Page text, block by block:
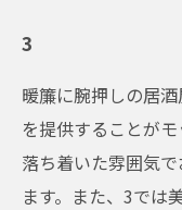
3
暖簾に腕押しの居
を提供することがモ
落ち着いた雰囲気
ます。また、3では